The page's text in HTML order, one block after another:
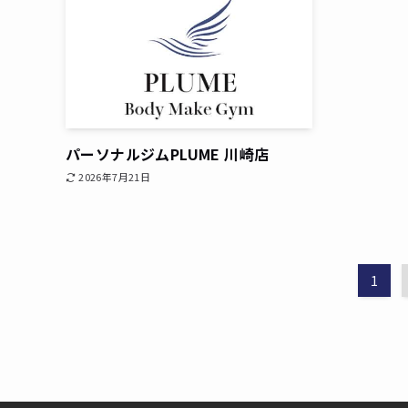
パーソナルジムPLUME 川崎店
2026年7月21日
1